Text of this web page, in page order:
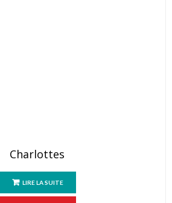
Charlottes
LIRE LA SUITE